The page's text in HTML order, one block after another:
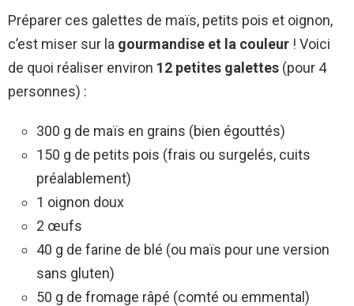
Préparer ces galettes de maïs, petits pois et oignon,
c’est miser sur la gourmandise et la couleur ! Voici
de quoi réaliser environ 12 petites galettes (pour 4
personnes) :
300 g de maïs en grains (bien égouttés)
150 g de petits pois (frais ou surgelés, cuits
préalablement)
1 oignon doux
2 œufs
40 g de farine de blé (ou maïs pour une version
sans gluten)
50 g de fromage râpé (comté ou emmental)